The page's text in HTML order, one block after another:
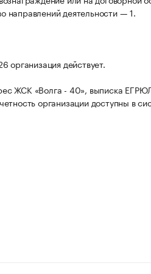
направлений деятельности — 1.
организация действует.
ЖСК «Волга - 40», выписка
организации доступны в